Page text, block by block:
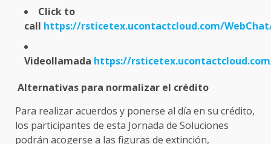
Click to
call https://rsticetex.ucontactcloud.com/
Videollamada https://
Alternativas para normalizar el crédito
Para realizar acuerdos y ponerse al día en su crédito,
los participantes de esta Jornada de Soluciones
podrán acogerse a las figuras de extinción,